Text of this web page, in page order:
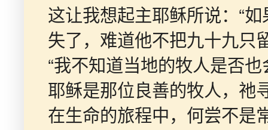
这让我想起主耶稣所说： “如
失了，难道他不把九十九只
“我不知道当地的牧人是否
耶稣是那位良善的牧人，祂
在生命的旅程中，何尝不是